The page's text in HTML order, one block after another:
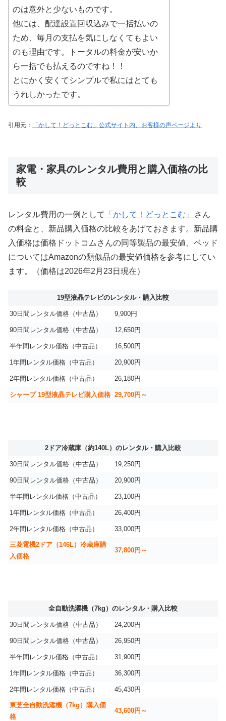
のは意外と少ないものです。
他には、配達設置回収込みで一括払いの
ため、毎月の支払を気にしなくてもよい
のも理由です。トータルの料金が安いか
ら一括でも払えるのですね！！
とにかく安くてシンプルで私にはとても
うれしかったです。
引用元： 「かして！どっとこむ」公式サイト内、お客様の声ページより
家電・家具のレンタル費用と購入価格の比
較
レンタル費用の一例として 「かして！どっとこむ」
さん
の料金と、新品購入価格の比較をあげておきます。新品購
入価格は価格ドットコムさんの同等製品の最安値、ベッド
についてはAmazonの類似品の最安値価格を参考にしてい
ます。（価格は2026年2月23日現在）
19型液晶テレビのレンタル・購入比較
30日間レンタル価格（中古品） 9,900円
90日間レンタル価格（中古品） 12,650円
半年間レンタル価格（中古品） 16,500円
1年間レンタル価格（中古品） 20,900円
2年間レンタル価格（中古品） 26,180円
シャープ 19型液晶テレビ購入価格 29,700円～
2ドア冷蔵庫（約140L）のレンタル・購入比較
30日間レンタル価格（中古品） 19,250円
90日間レンタル価格（中古品） 20,900円
半年間レンタル価格（中古品） 23,100円
1年間レンタル価格（中古品） 26,400円
2年間レンタル価格（中古品） 33,000円
三菱電機2ドア（146L）冷蔵庫購
入価格
37,800円～
全自動洗濯機（7kg）のレンタル・購入比較
30日間レンタル価格（中古品） 24,200円
90日間レンタル価格（中古品） 26,950円
半年間レンタル価格（中古品） 31,900円
1年間レンタル価格（中古品） 36,300円
2年間レンタル価格（中古品） 45,430円
東芝全自動洗濯機（7kg）購入価
格
43,600円～